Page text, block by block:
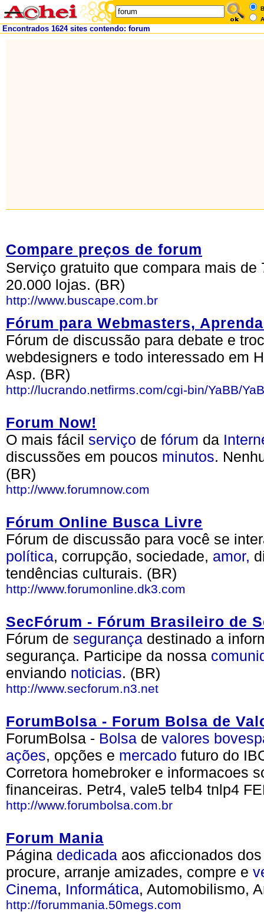
Encontrados 1624 sites contendo: forum
Compare preços de forum
Serviço gratuito que compara mais
20.000 lojas. (BR)
http://www.buscape.com.br
Fórum para Webmasters,
Fórum de discussão para debate e
webdesigners e todo interessado em
Asp. (BR)
http://lucrando.netfirms.com/cgi-bin/YaBB/
Forum Now!
O mais fácil serviço de fórum da
discussões em poucos minutos.
(BR)
http://www.forumnow.com
Fórum Online Busca Livre
Fórum de discussão para você se
política, corrupção, sociedade, amor,
tendências culturais. (BR)
http://www.forumonline.dk3.com
SecFórum - Fórum Brasileiro de
Fórum de segurança destinado a
segurança. Participe da nossa
enviando noticias. (BR)
http://www.secforum.n3.net
ForumBolsa - Forum Bolsa de
ForumBolsa - Bolsa de valores
ações, opções e mercado futuro do
Corretora homebroker e informacoes
financeiras. Petr4, vale5 telb4 tnlp4
http://www.forumbolsa.com.br
Forum Mania
Página dedicada aos aficcionados
procure, arranje amizades, compre e
Cinema, Informática, Automobilismo,
http://forummania.50megs.com